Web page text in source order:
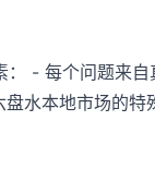
： - 每个问题来
水本地市场的特